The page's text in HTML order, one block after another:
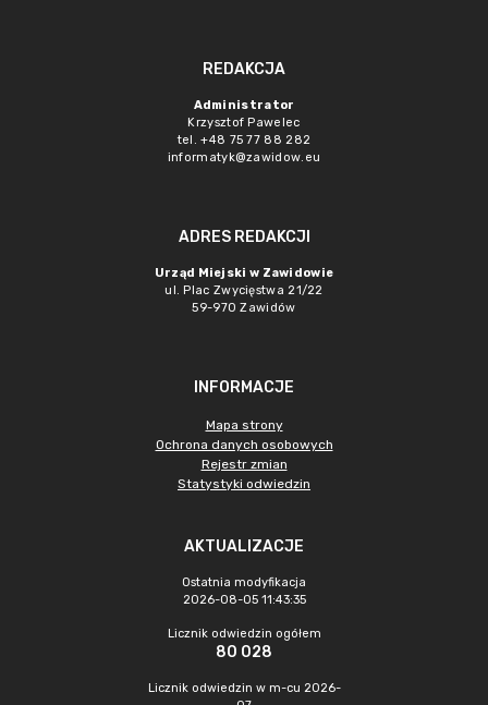
REDAKCJA
Administrator
Krzysztof Pawelec
tel. +48 75 77 88 282
informatyk@zawidow.eu
ADRES REDAKCJI
Urząd Miejski w Zawidowie
ul. Plac Zwycięstwa 21/22
59-970 Zawidów
INFORMACJE
Mapa strony
Ochrona danych osobowych
Rejestr zmian
Statystyki odwiedzin
AKTUALIZACJE
Ostatnia modyfikacja
2026-08-05 11:43:35
Licznik odwiedzin ogółem
80 028
Licznik odwiedzin w m-cu 2026-